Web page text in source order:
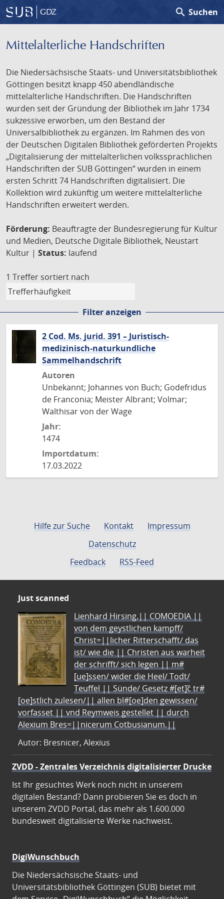
GDZ search Suchen
Mittelalterliche Handschriften
Die Niedersächsische Staats- und Universitätsbibliothek
Göttingen besitzt knapp 450 abendländische
mittelalterliche Handschriften. Die Handschriften
wurden seit der Gründung der Bibliothek im Jahr 1734
sukzessive erworben, um den Bestand der
Universalbibliothek zu ergänzen. Im Rahmen des von
der Deutschen Digitalen Bibliothek geförderten Projekts
„Digitalisierung der mittelalterlichen volkssprachlichen
Handschriften der SUB Göttingen“ wurden in einem
ersten Schritt 74 Handschriften digitalisiert. Die
Kollektion wird zukünftig um weitere mittelalterliche
Handschriften erweitert werden.
Förderung: Beauftragte der Bundesregierung für Kultur
und Medien, Deutsche Digitale Bibliothek, Neustart
Kultur | Status: laufend
1 Treffer sortiert nach
Filter anzeigen
2 Cod. Ms. jurid. 391 – Juristisch-
medizinisch-naturkundliche
Sammelhandschrift
Autoren
Unbekannt; Johannes von Buch; Godefridus
de Franconia; Meister Albrant; Volmar;
Walthisar von der Wage
Jahr:
1474
Importdatum:
17.03.2022
Hilfe zur Suche Kontakt
Impressum
Datenschutz
Feedback
RSS-Feed
Just scanned
Lienhard Hirsing.|| COMOEDIA ||
von dem geystlichen kampff/
Christ=||licher Ritterschafft/ das
ist/ wie die || Christen aus warheit
der schrifft/ sich legen || m#
[ue]ssen/ wider die Heel/ Todt/
Teuffel || Sünde/ Gesetz #[et]c̃ tr#
[oe]stlich zulesen/|| allen bl#[oe]den gewissen/
vorfasset || vnd Reymweis gestellet || durch
Alexium Bres=||nicerum Cotbusianum.||
Autor: Bresnicer, Alexius
ZVDD - Zentrales Verzeichnis digitalisierter Drucke
Ist Ihr gesuchtes Werk noch nicht in unserem
digitalen Bestand? Dann probieren Sie es doch in
unserem ZVDD Portal, das mehr als 1.600.000
bundesweit digitalisierte Werke nachweist.
DigiWunschbuch
Die Niedersächsische Staats- und
Universitätsbibliothek Göttingen (SUB) bietet mit